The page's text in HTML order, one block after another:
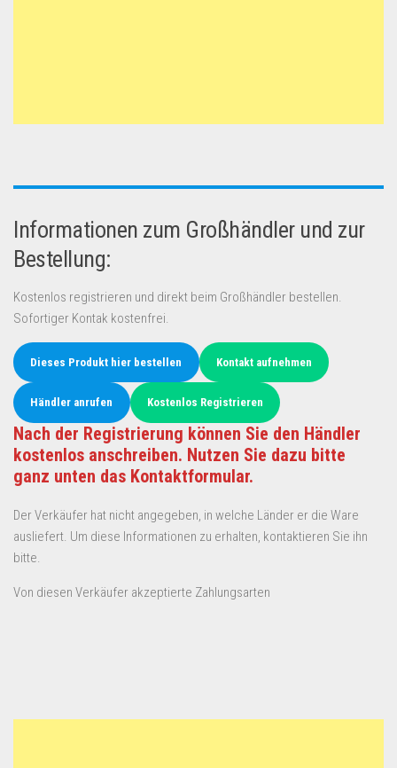
Informationen zum Großhändler und zur
Bestellung:
Kostenlos registrieren und direkt beim Großhändler bestellen.
Sofortiger Kontak kostenfrei.
Dieses Produkt hier bestellen Kontakt aufnehmen
Händler anrufen Kostenlos Registrieren
Nach der Registrierung können Sie den Händler
kostenlos anschreiben. Nutzen Sie dazu bitte
ganz unten das Kontaktformular.
Der Verkäufer hat nicht angegeben, in welche Länder er die Ware
ausliefert. Um diese Informationen zu erhalten, kontaktieren Sie ihn
bitte.
Von diesen Verkäufer akzeptierte Zahlungsarten